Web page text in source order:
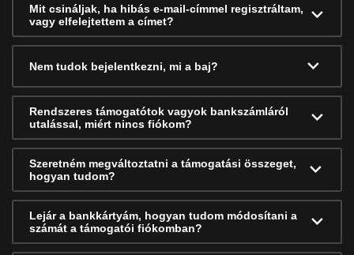
Mit csináljak, ha hibás e-mail-címmel regisztráltam,
vagy elfelejtettem a címet?
Nem tudok bejelentkezni, mi a baj?
Rendszeres támogatótok vagyok bankszámláról
utalással, miért nincs fiókom?
Szeretném megváltoztatni a támogatási összeget,
hogyan tudom?
Lejár a bankkártyám, hogyan tudom módosítani a
számát a támogatói fiókomban?